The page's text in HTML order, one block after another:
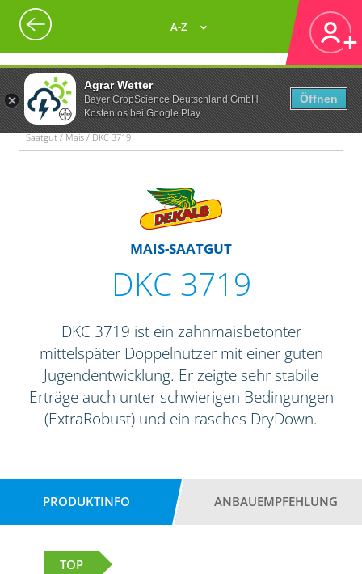
Agrar Wetter
Bayer CropScience Deutschland GmbH
Kostenlos bei Google Play
Öffnen
A-Z
Saatgut / Mais / DKC 3719
MAIS-SAATGUT
DKC 3719
DKC 3719 ist ein zahnmaisbetonter
mittelspäter Doppelnutzer mit einer guten
Jugendentwicklung. Er zeigte sehr stabile
Erträge auch unter schwierigen Bedingungen
(ExtraRobust) und ein rasches DryDown.
PRODUKTINFO ANBAUEMPFEHLUNG
TOP